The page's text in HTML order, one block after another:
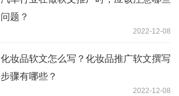
问题？
2022-12-08
化妆品软文怎么写？化妆品推广软文撰写
步骤有哪些？
2022-12-08